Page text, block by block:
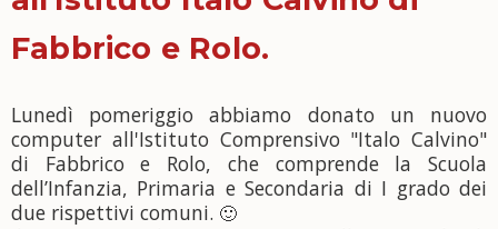
Fabbrico e Rolo.
Lunedì pomeriggio abbiamo donato un nuovo
computer all'Istituto Comprensivo "Italo Calvino"
di Fabbrico e Rolo, che comprende la Scuola
dell’Infanzia, Primaria eSecondaria di I grado dei
due rispettivi comuni. 🙂